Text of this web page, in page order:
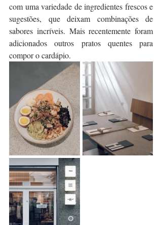
com uma variedade de ingredientes frescos e
sugestões, que deixam combinações de
sabores incríveis. Mais recentemente foram
adicionados outros pratos quentes para
compor o cardápio.